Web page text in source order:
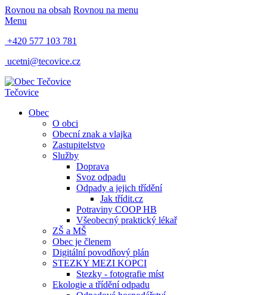
Rovnou na obsah Rovnou na menu
Menu
+420 577 103 781
ucetni@tecovice.cz
Tečovice
Obec
O obci
Obecní znak a vlajka
Zastupitelstvo
Služby
Doprava
Svoz odpadu
Odpady a jejich třídění
Jak třídit.cz
Potraviny COOP HB
Všeobecný praktický lékař
ZŠ a MŠ
Obec je členem
Digitální povodňový plán
STEZKY MEZI KOPCI
Stezky - fotografie míst
Ekologie a třídění odpadu